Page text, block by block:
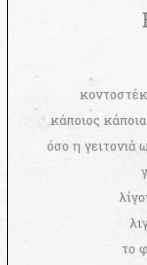
κάποιος
όσο η γειτονιά
το